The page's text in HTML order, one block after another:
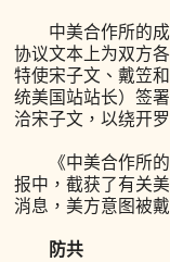
中美合作所的成
协议文本上为双方
特使宋子文、戴笠
统美国站站长）签
洽宋子文，以绕开
《中美合作所的
报中，截获了有关
消息，美方意图被
防共